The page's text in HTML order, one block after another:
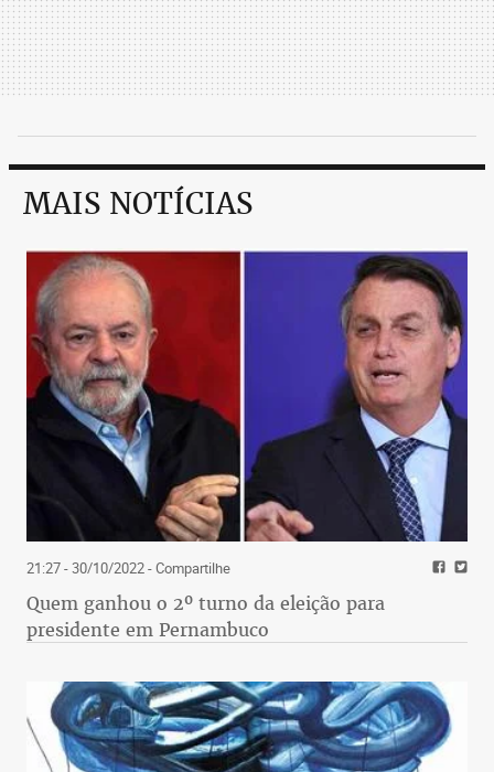
MAIS NOTÍCIAS
21:27 - 30/10/2022- Compartilhe
Quem ganhou o 2º turno da eleição para
presidente em Pernambuco